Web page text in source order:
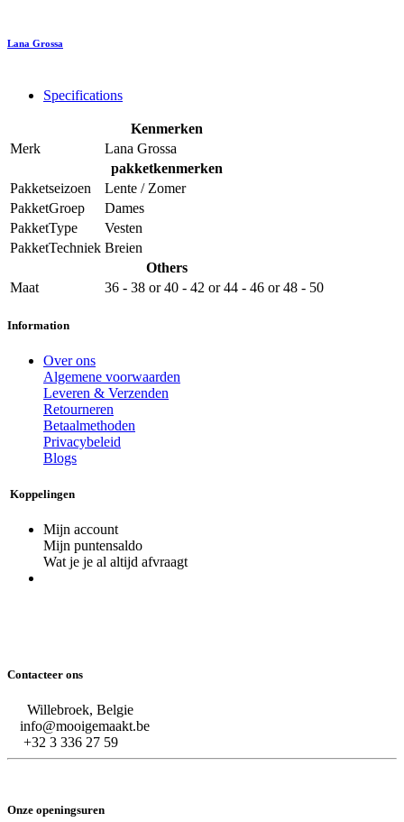
Lana Grossa
Specifications
Kenmerken
Merk
Lana Grossa
pakketkenmerken
Pakketseizoen
Lente / Zomer
PakketGroep
Dames
PakketType
Vesten
PakketTechniek Breien
Others
Maat
36 - 38 or40 - 42 or44 - 46 or48 - 50
Information
Over ons
Algemene voorwaarden
Leveren & Verzenden
Retourneren
Betaalmethoden
Privacybeleid
Blogs
Koppelingen
Mijn account
Mijn puntensaldo
Wat je je al altijd afvraagt
Contacteer ons
Willebroek, Belgie
info@mooigemaakt.be
+32 3 336 27 59
Onze openingsuren